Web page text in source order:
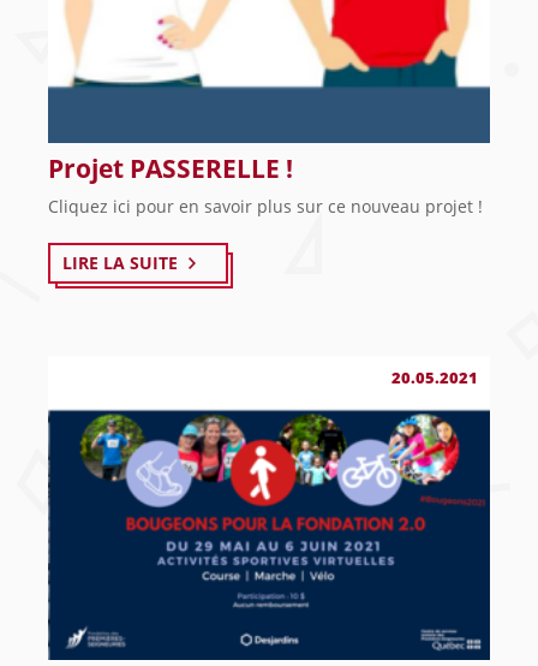
Projet PASSERELLE !
Cliquez ici pour en savoir plus sur ce nouveau projet !
LIRE LA SUITE
20.05.2021